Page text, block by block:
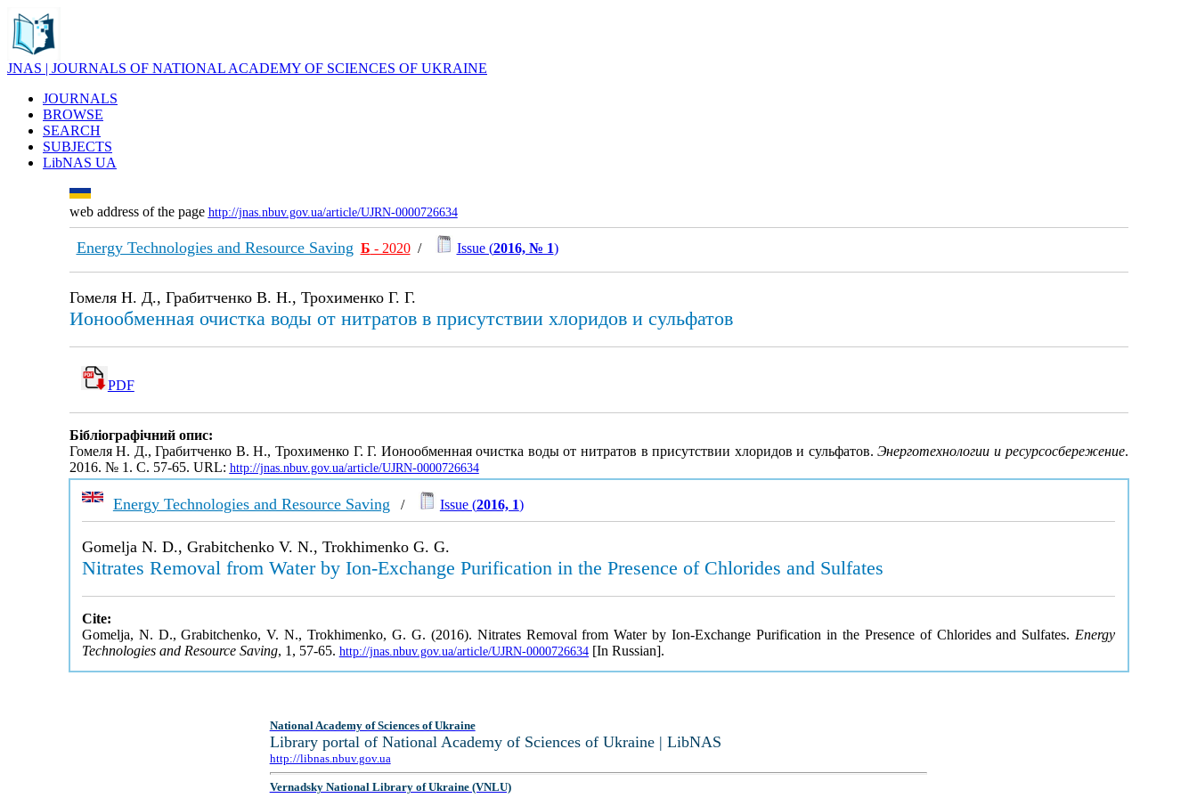
JNAS | JOURNALS OF NATIONAL ACADEMY OF SCIENCES OF UKRAINE
JOURNALS
BROWSE
SEARCH
SUBJECTS
LibNAS UA
web address of the page http://jnas.nbuv.gov.ua/article/UJRN-0000726634
Energy Technologies and Resource Saving Б - 2020/ Issue (2016, № 1)
Гомеля Н. Д., Грабитченко В. Н., Трохименко Г. Г.
Ионообменная очистка воды от нитратов в присутствии хлоридов и сульфатов
PDF
Бібліографічний опис:
Гомеля Н. Д., Грабитченко В. Н., Трохименко Г. Г. Ионообменная очистка воды от нитратов в присутствии хлоридов и сульфатов.Энерготехнологии и ресурсосбережение.
2016. № 1. С. 57-65. URL: http://jnas.nbuv.gov.ua/article/UJRN-0000726634
Energy Technologies and Resource Saving / Issue (2016, 1)
Gomelja N. D., Grabitchenko V. N., Trokhimenko G. G.
Nitrates Removal from Water by Ion-Exchange Purification in the Presence of Chlorides and Sulfates
Cite:
Gomelja, N. D., Grabitchenko, V. N., Trokhimenko, G. G. (2016). Nitrates Removal from Water by Ion-Exchange Purification in the Presence of Chlorides and Sulfates. Energy
Technologies and Resource Saving, 1, 57-65. http://jnas.nbuv.gov.ua/article/UJRN-0000726634[In Russian].
National Academy of Sciences of Ukraine
Library portal of National Academy of Sciences of Ukraine | LibNAS
http://libnas.nbuv.gov.ua
Vernadsky National Library of Ukraine (VNLU)